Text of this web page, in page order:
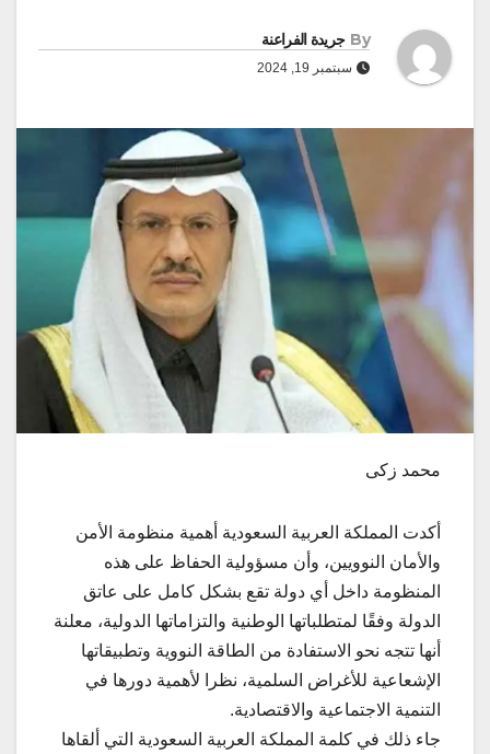
By جريدة الفراعنة
سبتمبر 19, 2024
محمد زكى
أكدت المملكة العربية السعودية أهمية منظومة الأمن
والأمان النوويين، وأن مسؤولية الحفاظ على هذه
المنظومة داخل أي دولة تقع بشكل كامل على عاتق
الدولة وفقًا لمتطلباتها الوطنية والتزاماتها الدولية، معلنة
أنها تتجه نحو الاستفادة من الطاقة النووية وتطبيقاتها
الإشعاعية للأغراض السلمية، نظرا لأهمية دورها في
التنمية الاجتماعية والاقتصادية.
جاء ذلك في كلمة المملكة العربية السعودية التي ألقاها